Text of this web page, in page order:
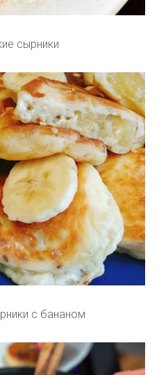
сырники
с бананом